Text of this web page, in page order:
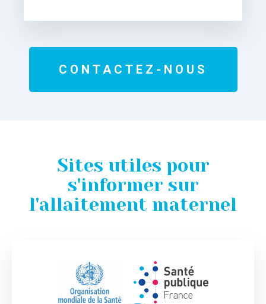
CONTACTEZ-NOUS
Sites utiles pour
s'informer sur
l'allaitement maternel